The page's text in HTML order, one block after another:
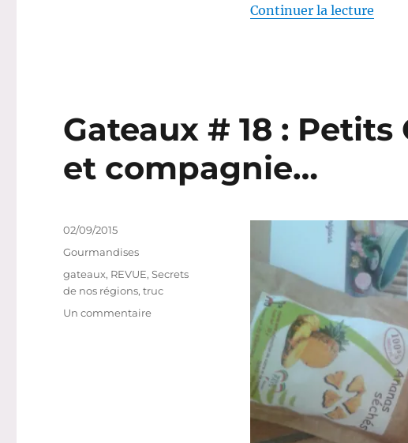
Continuer la lecturede «
87
Gateaux # 18 :
et compagnie…
Publié
02/09/2015
Catégories
Gourmandises
Étiquettes
gateaux, REVUE,Secrets
de nos régions,truc
Un commentairesur